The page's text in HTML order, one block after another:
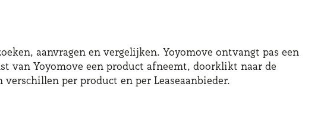
aanvragen en vergelijken. Yoyomove ontvangt pas een
van Yoyomove een product afneemt, doorklikt naar de
per product en per Leaseaanbieder.